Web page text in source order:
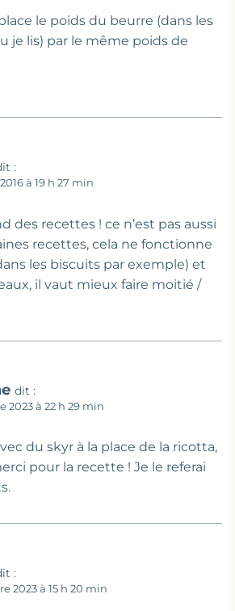
le poids du beurre (dans les
je lis) par le même poids de
:
à 19 h 27 min
des recettes ! ce n’est pas aussi
recettes, cela ne fonctionne
les biscuits par exemple) et
il vaut mieux faire moitié /
dit :
2023 à 22 h 29 min
du skyr à la place de la ricotta,
pour la recette ! Je le referai
:
2023 à 15 h 20 min